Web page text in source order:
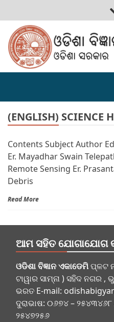
(ENGLISH) SCIENCE
Contents Subject Author
Er. Mayadhar Swain
Remote Sensing Er.
Debris
Read More
ଆମ ସହିତ ଯୋଗାଯୋଗ
ଓଡିଶା ବିଜ୍ଞାନ ଏକାଡେମିପ୍ଳଟ
ଟାୱାର ସାମ୍ନା ) ସହିଦ ନଗର
ଭରତ E-mail:
ଦୁରାଭାଷ: ୦୬୭୪ –
୨୫୪୭୨୫୬